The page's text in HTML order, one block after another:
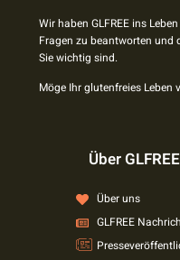
Wir haben GLFREE ins
Fragen zu beantworten und
Sie wichtig sind.
Möge Ihr glutenfreies
Über GLFREE
Über uns
GLFREE